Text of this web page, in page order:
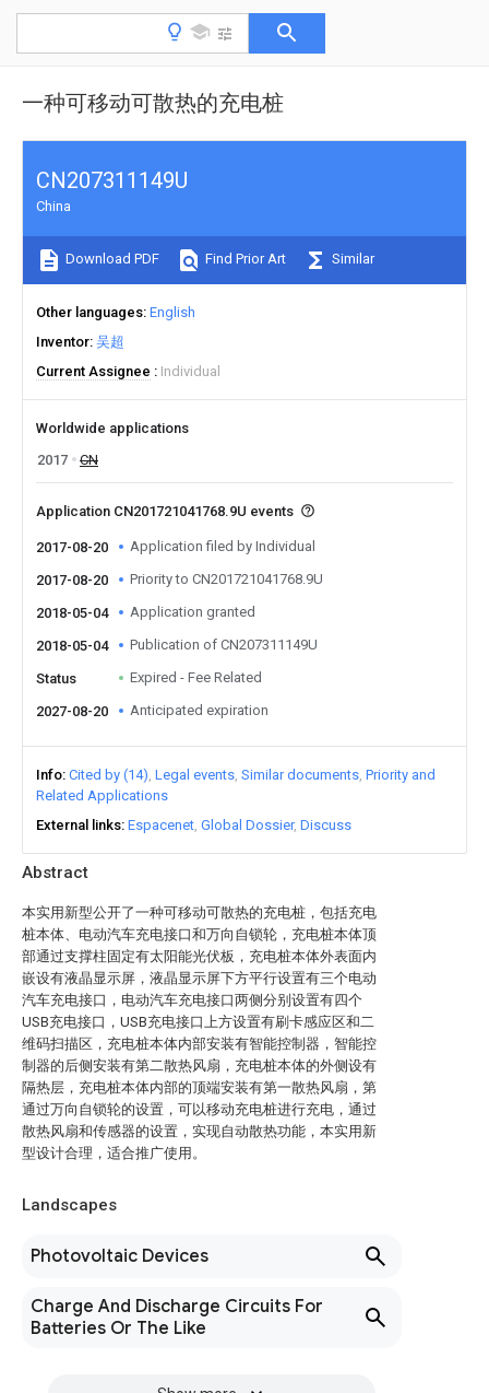
一种可移动可散热的充电桩
Abstract
本实用新型公开了一种可移动可散热的充电桩，包括充电
桩本体、电动汽车充电接口和万向自锁轮，充电桩本体顶
部通过支撑柱固定有太阳能光伏板，充电桩本体外表面内
嵌设有液晶显示屏，液晶显示屏下方平行设置有三个电动
汽车充电接口，电动汽车充电接口两侧分别设置有四个
USB充电接口，USB充电接口上方设置有刷卡感应区和二
维码扫描区，充电桩本体内部安装有智能控制器，智能控
制器的后侧安装有第二散热风扇，充电桩本体的外侧设有
隔热层，充电桩本体内部的顶端安装有第一散热风扇，第
通过万向自锁轮的设置，可以移动充电桩进行充电，通过
散热风扇和传感器的设置，实现自动散热功能，本实用新
型设计合理，适合推广使用。
Landscapes
Photovoltaic Devices
Charge And Discharge Circuits For
Batteries Or The Like
CN207311149U
China
Download PDF Find Prior Art Similar
Other languages English
Inventor 吴超
Current Assignee
Individual
Worldwide applications
2017
CN
Application CN201721041768.9U events
2017-08-20 Application filed by Individual
2017-08-20 Priority to CN201721041768.9U
2018-05-04 Application granted
2018-05-04 Publication of CN207311149U
Status Expired - Fee Related
2027-08-20 Anticipated expiration
Info Cited by (14) Legal events Similar documents Priority and
Related Applications
External links Espacenet Global Dossier Discuss